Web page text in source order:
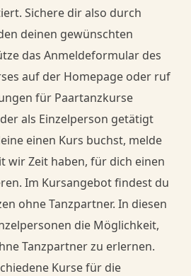
Sichere dir also durch
deinen gewünschten
das Anmeldeformular des
auf der Homepage oder ruf
für Paartanzkurse
als Einzelperson getätigt
einen Kurs buchst, melde
wir Zeit haben, für dich einen
Im Kursangebot findest du
ohne Tanzpartner. In diesen
die Möglichkeit,
Tanzpartner zu erlernen.
Kurse für die